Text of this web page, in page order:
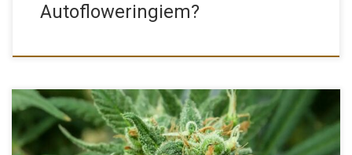
Autofloweringiem?